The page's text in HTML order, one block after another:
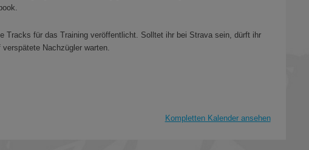
Tracks für das Training veröffentlicht. Solltet ihr bei Strava sein, dürft ihr
Nachzügler warten.
Kompletten Kalender ansehen